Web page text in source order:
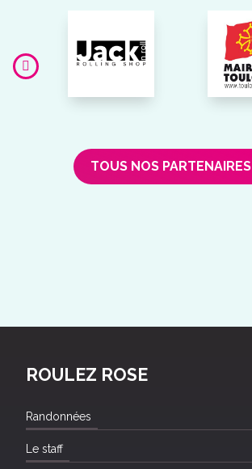
TOUS NOS PARTENAIRES
ROULEZ ROSE
Randonnées
Le staff